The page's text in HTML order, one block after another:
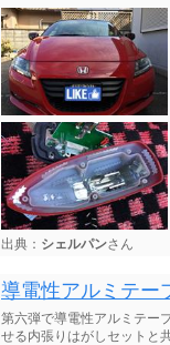
出典： シェルパンさん
導電性アルミテー
第六弾で導電性アルミテー
せる内張りはがしセットと